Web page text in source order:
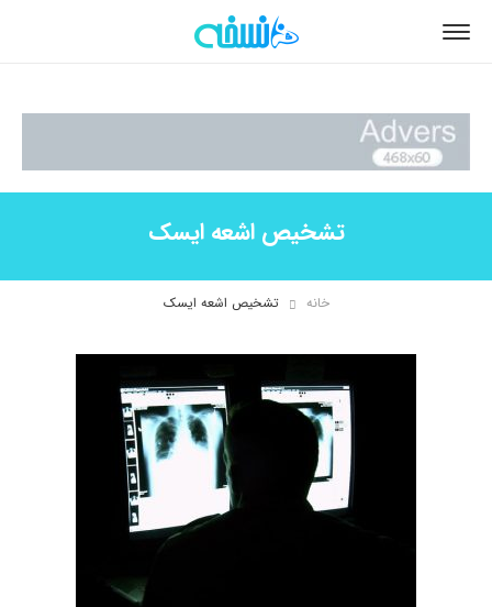
تشخیص اشعه ایسک
خانه تشخیص اشعه ایسک